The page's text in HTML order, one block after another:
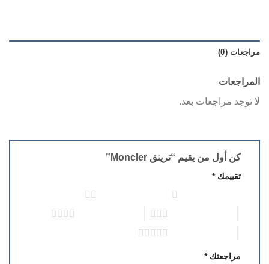
مراجعات (0)
المراجعات
لا توجد مراجعات بعد.
كن أول من يقيم “ترينق Moncler”
تقييمك*
مراجعتك*